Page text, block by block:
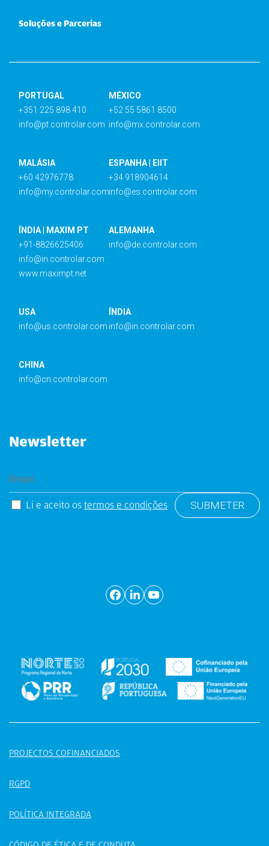
Soluções e Parcerias
PORTUGAL
+351 225 898 410
info@pt.controlar.com
MÉXICO
+52 55 5861 8500
info@mx.controlar.com
MALÁSIA
+60 42976778
info@my.controlar.com
ESPANHA | EIIT
+34 918904614
info@es.controlar.com
ÍNDIA | MAXIM PT
+91-8826625406
info@in.controlar.com
www.maximpt.net
ALEMANHA
info@de.controlar.com
USA
info@us.controlar.com
ÍNDIA
info@in.controlar.com
CHINA
info@cn.controlar.com
Newsletter
Li e aceito os termos e condições
PROJECTOS COFINANCIADOS
RGPD
POLÍTICA INTEGRADA